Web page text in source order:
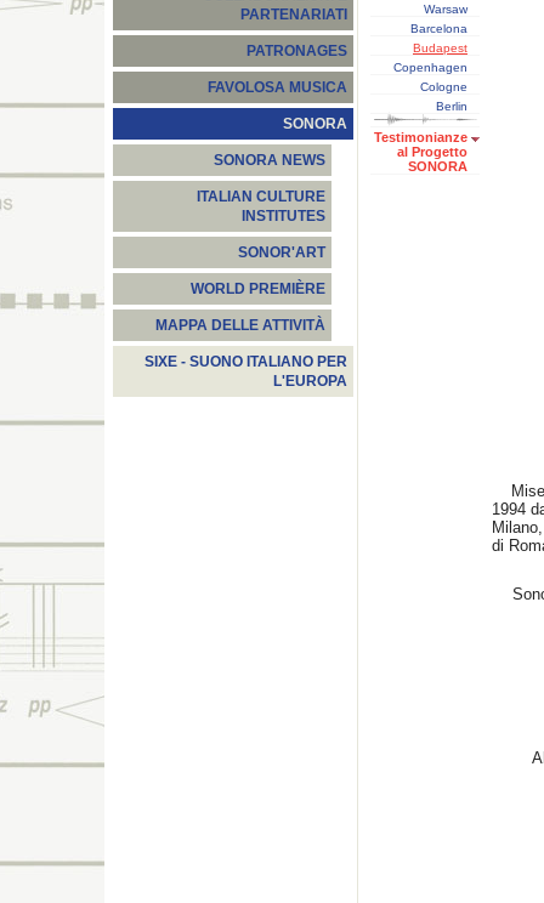
PARTENARIATI
PATRONAGES
FAVOLOSA MUSICA
SONORA
SONORA NEWS
ITALIAN CULTURE
INSTITUTES
SONOR'ART
WORLD PREMIÈRE
MAPPA DELLE ATTIVITÀ
SIXE - SUONO ITALIANO PER
L'EUROPA
Warsaw
Barcelona
Budapest
Copenhagen
Cologne
Berlin
Testimonianze
al Progetto
SONORA
Mise
1994
di